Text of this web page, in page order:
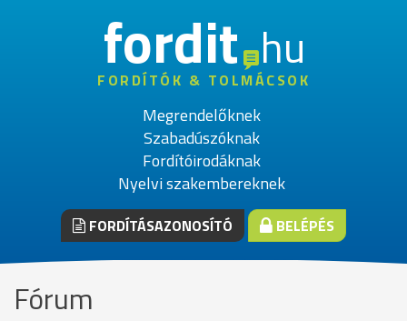
fordithu
FORDÍTÓK & TOLMÁCSOK
Megrendelőknek
Szabadúszóknak
Fordítóirodáknak
Nyelvi szakembereknek
FORDÍTÁSAZONOSÍTÓ BELÉPÉS
Fórum